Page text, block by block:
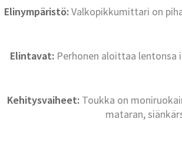
Elinympäristö:Valkopikkumittari on
Elintavat:Perhonen aloittaa lentonsa
Kehitysvaiheet:Toukka on
mataran,